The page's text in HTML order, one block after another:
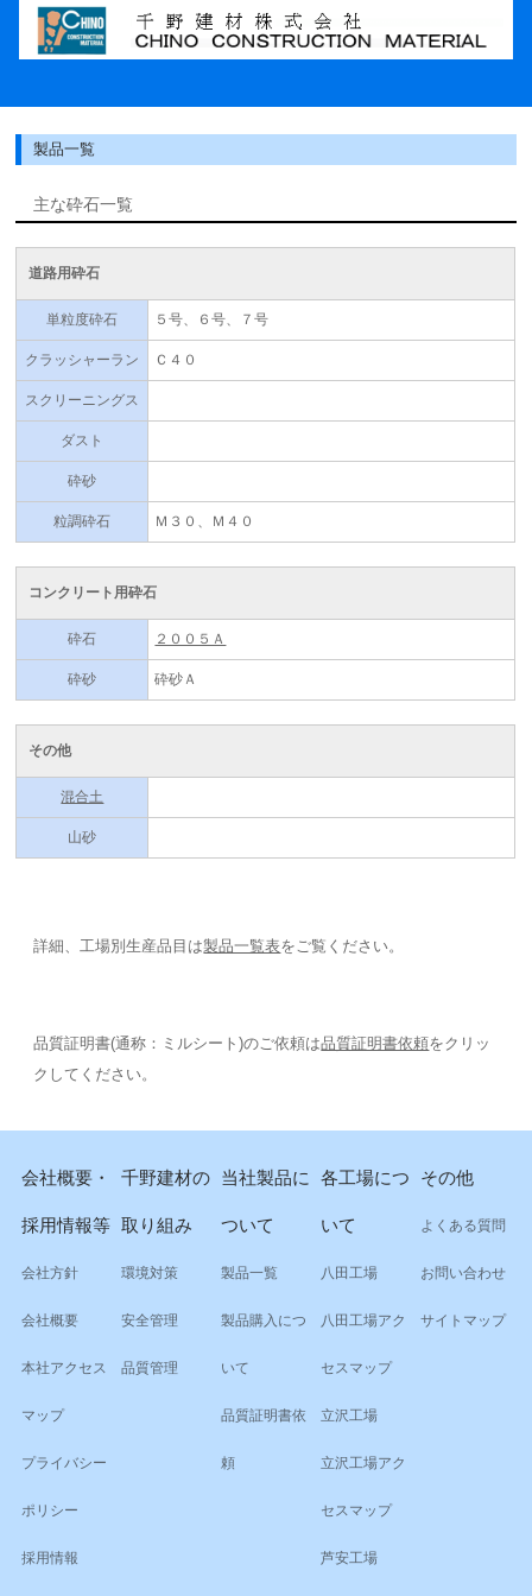
製品一覧
主な砕石一覧
道路用砕石
単粒度砕石 ５号、６号、７号
クラッシャーラン Ｃ４０
スクリーニングス
ダスト
砕砂
粒調砕石 Ｍ３０、Ｍ４０
コンクリート用砕石
砕石 ２００５Ａ
砕砂 砕砂Ａ
その他
混合土
山砂
詳細、工場別生産品目は製品一覧表をご覧ください。
品質証明書(通称：ミルシート)のご依頼は品質証明書依頼をクリッ
クしてください。
会社概要・
採用情報等
会社方針
会社概要
本社アクセス
マップ
プライバシー
ポリシー
採用情報
千野建材の
取り組み
環境対策
安全管理
品質管理
当社製品に
ついて
製品一覧
製品購入につ
いて
品質証明書依
頼
各工場につ
いて
八田工場
八田工場アク
セスマップ
立沢工場
立沢工場アク
セスマップ
芦安工場
その他
よくある質問
お問い合わせ
サイトマップ